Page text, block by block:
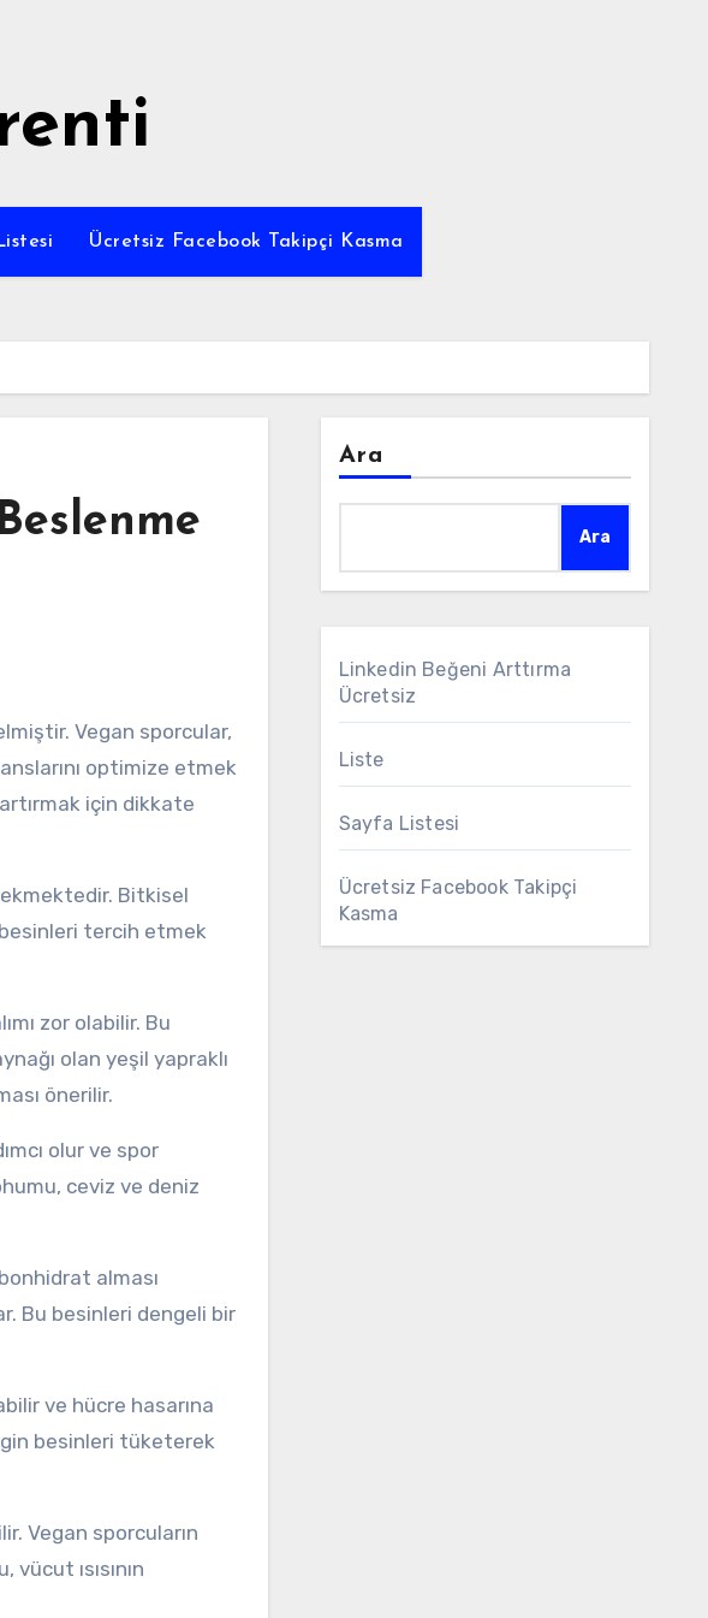
Ücretsiz Facebook Takipçi Kasma
optimize etmek
için dikkate
Bitkisel
tercih etmek
zor olabilir. Bu
olan yeşil yapraklı
önerilir.
olur ve spor
ceviz ve deniz
alması
Bu besinleri dengeli bir
ve hücre hasarına
besinleri tüketerek
Vegan sporcuların
ısısının
Ara
Ara
Linkedin Beğeni Arttırma
Ücretsiz
Liste
Sayfa Listesi
Ücretsiz Facebook Takipçi
Kasma